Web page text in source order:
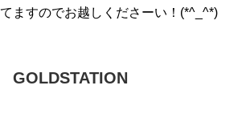
ますのでお越しくださーい！(*^_^*)
GOLDSTATION